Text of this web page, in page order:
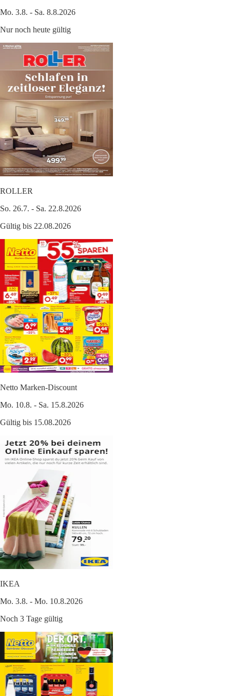
Mo. 3.8. - Sa. 8.8.2026
Nur noch heute gültig
ROLLER
So. 26.7. - Sa. 22.8.2026
Gültig bis 22.08.2026
Netto Marken-Discount
Mo. 10.8. - Sa. 15.8.2026
Gültig bis 15.08.2026
IKEA
Mo. 3.8. - Mo. 10.8.2026
Noch 3 Tage gültig